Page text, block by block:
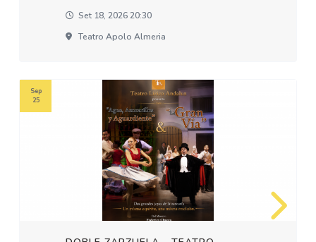
Set 18, 2026 20:30
Teatro Apolo Almeria
Sep
25